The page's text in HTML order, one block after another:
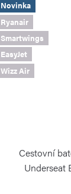
Novinka
Ryanair
Smartwings
EasyJet
Wizz Air
Cestovní
Underseat